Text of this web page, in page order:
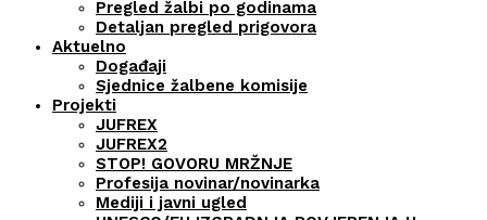
Pregled žalbi po godinama
Detaljan pregled prigovora
Aktuelno
Događaji
Sjednice žalbene komisije
Projekti
JUFREX
JUFREX2
STOP! GOVORU MRŽNJE
Profesija novinar/novinarka
Mediji i javni ugled